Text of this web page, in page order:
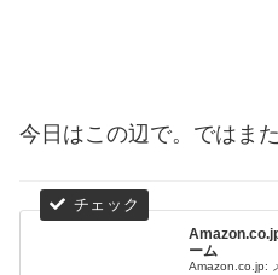
今日はこの辺で。ではまた
ーム
Amazon.co.jp: